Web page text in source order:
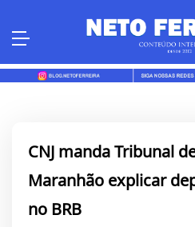
CNJ manda Tribunal
Maranhão explicar
no BRB